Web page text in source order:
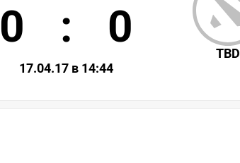
TBD
0 : 0
17.04.17 в 14:44